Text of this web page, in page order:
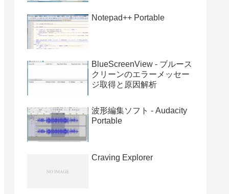
Notepad++ Portable
BlueScreenView - ブルース
クリーンのエラーメッセー
ジ取得と原因解析
波形編集ソフト - Audacity
Portable
Craving Explorer